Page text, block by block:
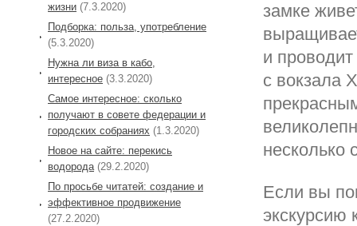
замке
и
с вокзала
несколько
Если вы
экскурсию
жизни (7.3.2020)
Подборка: польза, употребление
(5.3.2020)
Нужна ли виза в кабо,
интересное (3.3.2020)
Самое интересное: сколько
получают в совете федерации и
городских собраниях (1.3.2020)
Новое на сайте: перекись
водорода(29.2.2020)
По просьбе читатей: создание и
эффективное продвижение
(27.2.2020)